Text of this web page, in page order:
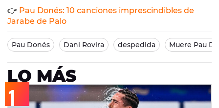
👉 Pau Donés: 10 canciones imprescindibles de
Jarabe de Palo
Pau Donés Dani Rovira despedida Muere Pau
LO MÁS